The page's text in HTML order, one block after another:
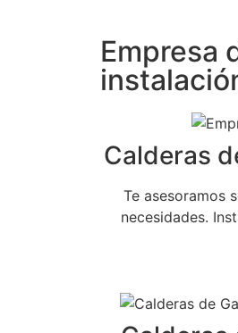
Empresa
Calderas
Te asesoramos
necesidades.